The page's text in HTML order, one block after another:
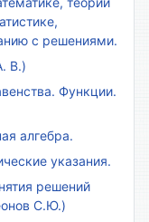
с решениями.
В.)
Функции.
алгебра.
указания.
решений
С.Ю.)